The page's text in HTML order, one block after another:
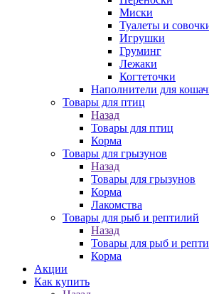
Миски
Туалеты и
Игрушки
Груминг
Лежаки
Когтеточки
Наполнители для
Товары для птиц
Назад
Товары для птиц
Корма
Товары для грызунов
Назад
Товары для грызунов
Корма
Лакомства
Товары для рыб и рептилий
Назад
Товары для рыб и
Корма
Акции
Как купить